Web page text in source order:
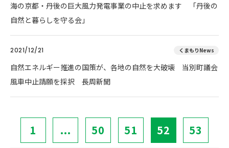
海の京都・丹後の巨大風力発電事業の中止を求めます 「丹後の
自然と暮らしを守る会」
2021/12/21 くまもりNews
自然エネルギー推進の国策が、各地の自然を大破壊 当別町議会
風車中止請願を採択 長周新聞
1 ... 50 51 52 53